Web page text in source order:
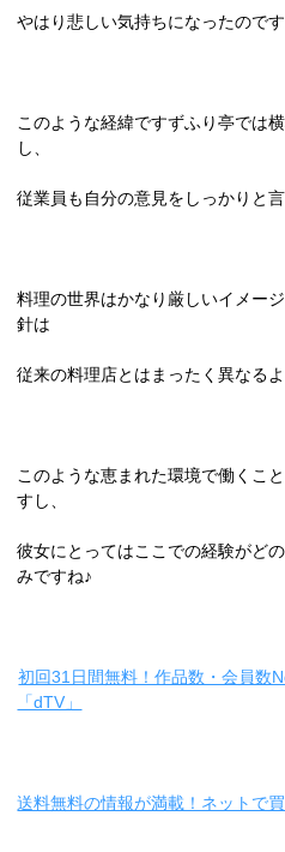
やはり悲しい気持ちになったのです
このような経緯ですずふり亭では
し、
従業員も自分の意見をしっかりと
料理の世界はかなり厳しいイメー
針は
従来の料理店とはまったく異なるよ
このような恵まれた環境で働くこ
すし、
彼女にとってはここでの経験がど
みですね♪
初回31日間無料！作品数・会員数
「dTV」
送料無料の情報が満載！ネットで